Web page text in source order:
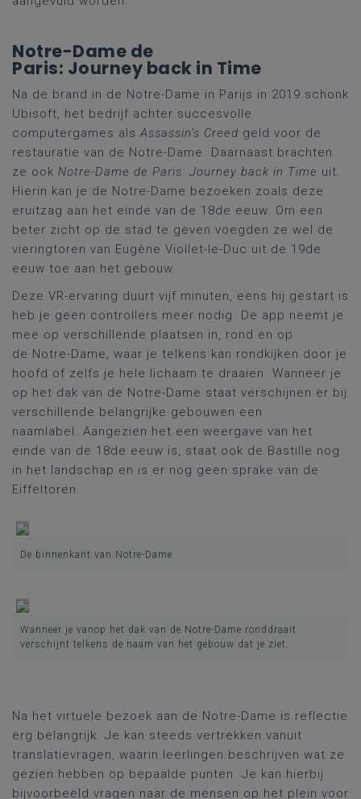
Notre-Dame de
Paris: Journey back in Time
Na de brand in de Notre-Dame in Parijs in 2019 schonk
Ubisoft, het bedrijf achter succesvolle
computergames alsAssassin’s Creed geld voor de
restauratie van de Notre-Dame. Daarnaast brachten
ze ook Notre-Dame de Paris: Journey back in Time uit.
Hierin kan je de Notre-Dame bezoeken zoals deze
eruitzag aan het einde van de 18de eeuw. Om een
beter zicht op de stad te geven voegden ze wel de
vieringtoren van Eugène Viollet-le-Duc uit de 19de
eeuw toe aan het gebouw.
Deze VR-ervaring duurt vijf minuten, eens hij gestart is
heb je geen controllers meer nodig. De app neemt je
mee op verschillende plaatsen in, rond en op
de Notre-Dame, waar je telkens kan rondkijken door je
hoofd of zelfs je hele lichaam te draaien. Wanneer je
op het dak van de Notre-Dame staat verschijnen er bij
verschillende belangrijke gebouwen een
naamlabel. Aangezien het een weergave van het
einde van de 18de eeuw is, staat ook de Bastille nog
in het landschap en is er nog geen sprake van de
Eiffeltoren.
De binnenkant van Notre-Dame
Wanneer je vanop het dak van de Notre-Dame ronddraait
verschijnt telkens de naam van het gebouw dat je ziet.
Na het virtuele bezoek aan de Notre-Dame is reflectie
erg belangrijk. Je kan steeds vertrekken vanuit
translatievragen, waarin leerlingen beschrijven wat ze
gezien hebben op bepaalde punten. Je kan hierbij
bijvoorbeeld vragen naar de mensen op het plein voor